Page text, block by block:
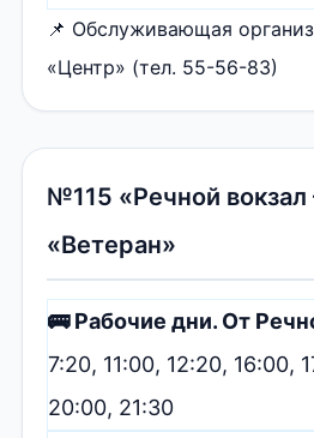
📌 Обслуживающая
«Центр» (тел. 55-56-83)
№115 «Речной
«Ветеран»
🚌 Рабочие дни. От
7:20, 11:00, 12:20, 16:00,
20:00, 21:30